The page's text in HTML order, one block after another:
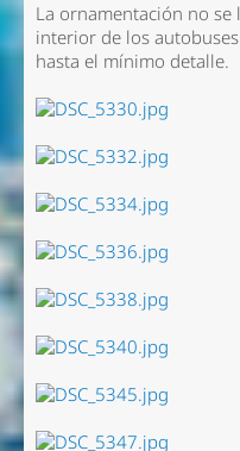
La ornamentación no
interior de los
hasta el mínimo detalle.